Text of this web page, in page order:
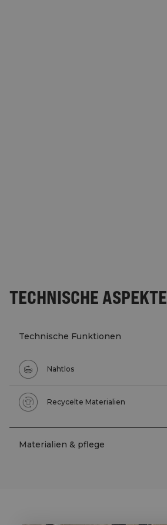
TECHNISCHE ASPEKTE
Technische Funktionen
Nahtlos
Recycelte Materialien
Materialien & pflege